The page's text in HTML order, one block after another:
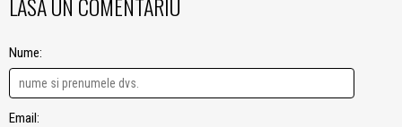
Nume:
Email: